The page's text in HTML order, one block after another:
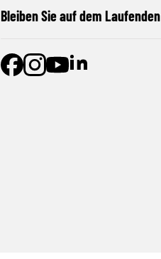
Bleiben Sie auf dem Laufenden